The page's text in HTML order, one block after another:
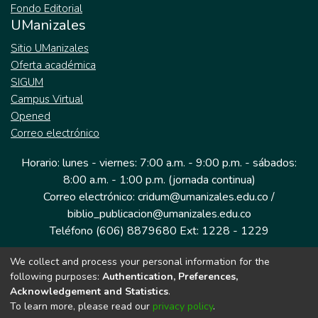
Fondo Editorial
UManizales
Sitio UManizales
Oferta académica
SIGUM
Campus Virtual
Opened
Correo electrónico
Horario: lunes - viernes: 7:00 a.m. - 9:00 p.m. - sábados:
8:00 a.m. - 1:00 p.m. (jornada continua)
Correo electrónico: cridum@umanizales.edu.co /
biblio_publicacion@umanizales.edu.co
Teléfono (606) 8879680 Ext: 1228 - 1229
Dirección: Cra 9 a # 19-03 Edificio histórico, piso 1
Manizales, Caldas
Colombia.
We collect and process your personal information for the
following purposes: Authentication, Preferences,
Acknowledgement and Statistics.
To learn more, please read our privacy policy.